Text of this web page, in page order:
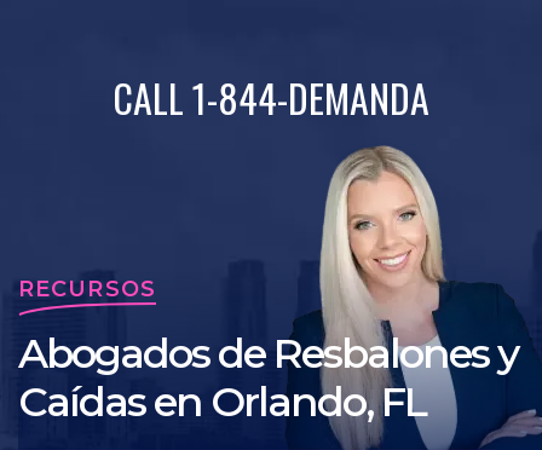
CALL 1-844-DEMANDA
RECURSOS
Abogados de Resbalones y
Caídas en Orlando, FL